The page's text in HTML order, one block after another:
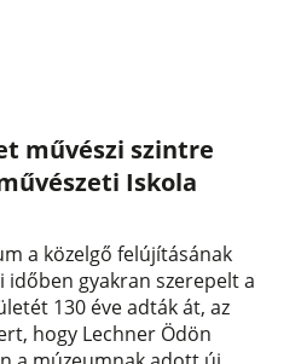
művészi szintre
Iskola
a közelgő felújításának
gyakran szerepelt a
130 éve adták át, az
hogy Lechner Ödön